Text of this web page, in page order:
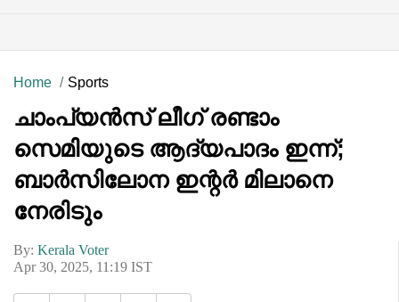
Home Sports
ചാംപ്യൻസ് ലീഗ് രണ്ടാം
സെമിയുടെ ആദ്യപാദം ഇന്ന്;
ബാർസിലോന ഇന്റർ മിലാനെ
നേരിടും
By: Kerala Voter
Apr 30, 2025, 11:19 IST